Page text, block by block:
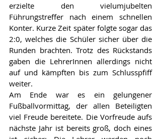
erzielte den vielumjubelten
Führungstreffer nach einem schnellen
Konter. Kurze Zeit später folgte sogar das
2:0, welches die Schüler sicher über die
Runden brachten. Trotz des Rückstands
gaben die LehrerInnen allerdings nicht
auf und kämpften bis zum Schlusspfiff
weiter.
Am Ende war es ein gelungener
Fußballvormittag, der allen Beteiligten
viel Freude bereitete. Die Vorfreude aufs
nächste Jahr ist bereits groß, doch eines